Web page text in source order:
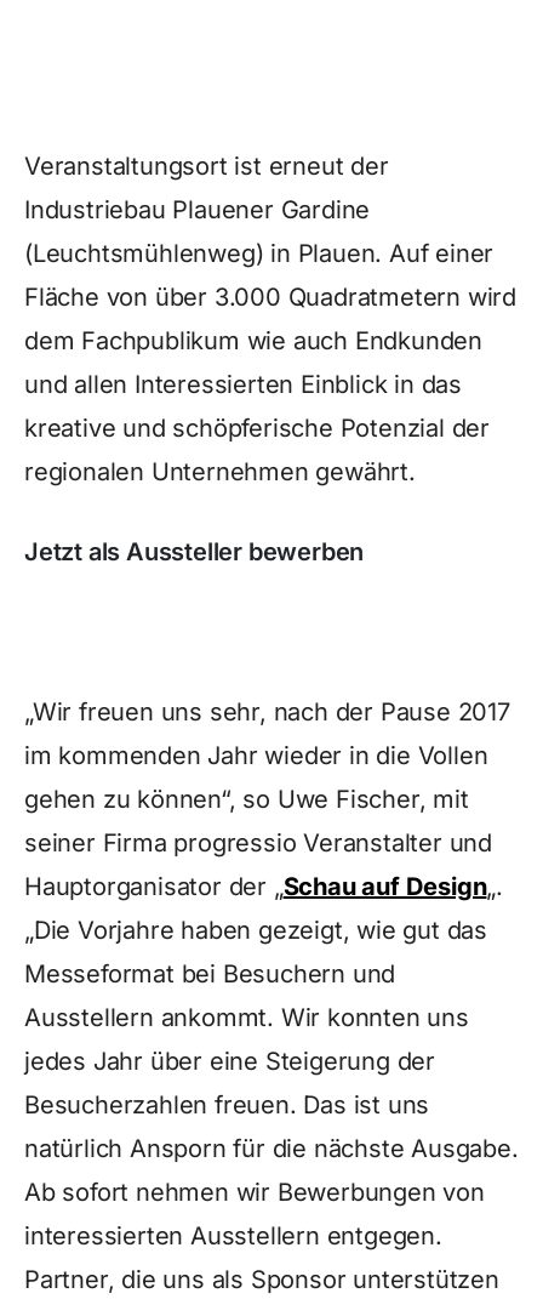
Veranstaltungsort ist erneut der
Industriebau Plauener Gardine
(Leuchtsmühlenweg) in Plauen. Auf einer
Fläche von über 3.000 Quadratmetern wird
dem Fachpublikum wie auch Endkunden
und allen Interessierten Einblick in das
kreative und schöpferische Potenzial der
regionalen Unternehmen gewährt.
Jetzt als Aussteller bewerben
„Wir freuen uns sehr, nach der Pause 2017
im kommenden Jahr wieder in die Vollen
gehen zu können“, so Uwe Fischer, mit
seiner Firma progressio Veranstalter und
Hauptorganisator der „Schau auf Design„.
„Die Vorjahre haben gezeigt, wie gut das
Messeformat bei Besuchern und
Ausstellern ankommt. Wir konnten uns
jedes Jahr über eine Steigerung der
Besucherzahlen freuen. Das ist uns
natürlich Ansporn für die nächste Ausgabe.
Ab sofort nehmen wir Bewerbungen von
interessierten Ausstellern entgegen.
Partner, die uns als Sponsor unterstützen